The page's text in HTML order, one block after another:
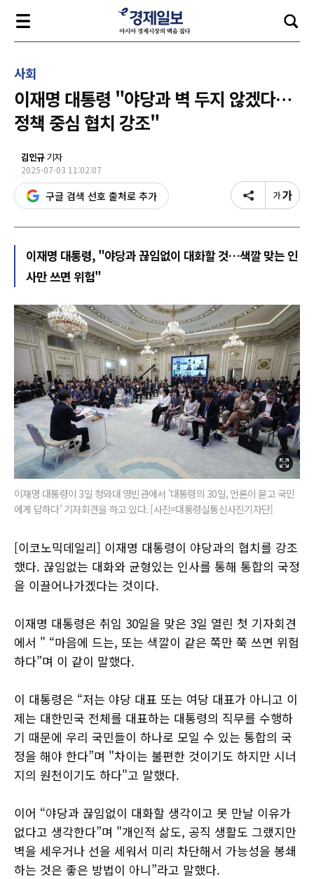
사회
이재명 대통령 "야당과 벽 두지 않겠다…
정책 중심 협치 강조"
김인규기자
2025-07-03 11:02:07
구글 검색 선호 출처로 추가
이재명 대통령, "야당과 끊임없이 대화할 것…색깔 맞는 인
사만 쓰면 위험"
이재명 대통령이 3일 청와대 영빈관에서 '대통령의 30일, 언론이 묻고 국민
에게 답하다' 기자회견을 하고 있다. [사진=대통령실통신사진기자단]
[이코노믹데일리] 이재명 대통령이 야당과의 협치를 강조
했다. 끊임없는 대화와 균형있는 인사를 통해 통합의 국정
을 이끌어나가겠다는 것이다.
이재명 대통령은 취임 30일을 맞은 3일 열린 첫 기자회견
에서 " “마음에 드는, 또는 색깔이 같은 쪽만 쭉 쓰면 위험
하다”며 이 같이 말했다.
이 대통령은 “저는 야당 대표 또는 여당 대표가 아니고 이
제는 대한민국 전체를 대표하는 대통령의 직무를 수행하
기 때문에 우리 국민들이 하나로 모일 수 있는 통합의 국
정을 해야 한다”며 "차이는 불편한 것이기도 하지만 시너
지의 원천이기도 하다"고 말했다.
이어 “야당과 끊임없이 대화할 생각이고 못 만날 이유가
없다고 생각한다”며 "개인적 삶도, 공직 생활도 그랬지만
벽을 세우거나 선을 세워서 미리 차단해서 가능성을 봉쇄
하는 것은 좋은 방법이 아니”라고 말했다.